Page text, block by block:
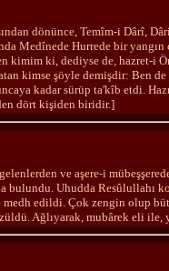
dönünce, Temîm-i Dârî,
Medînede Hurrede bir
kimim ki, dediyse de, hazret-i
kimse şöyle demişdir: Ben
kadar sürüp ta'kîb etdi.
dört kişiden biridir.]
ve aşere-i
bulundu. Uhudda Resûlullahı
edildi. Çok zengin olup
Ağlıyarak, mubârek eli ile,